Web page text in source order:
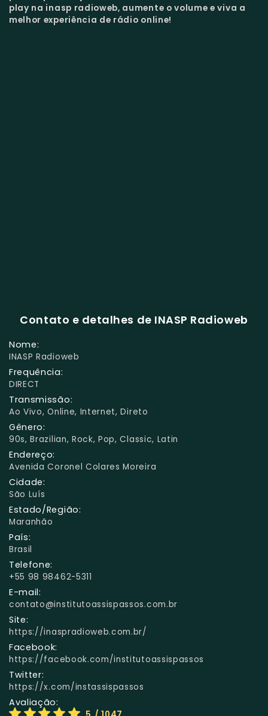
play na inasp radioweb, aumente o volume e viva a
melhor experiência de rádio online!
Contato e detalhes de INASP Radioweb
Nome:
INASP Radioweb
Frequência:
DIRECT
Transmissão:
Ao Vivo, Online, Internet, Direto
Gênero:
90s, Brazilian, Rock, Pop, Classic, Latin
Endereço:
Avenida Coronel Colares Moreira
Cidade:
São Luís
Estado/Região:
Maranhão
País:
Brasil
Telefone:
+55 98 98462-5311
E-mail:
contato@institutoassispassos.com.br
Site:
https://inaspradioweb.com.br/
Facebook:
https://facebook.com/institutoassispassos
Twitter:
https://x.com/instassispassos
Avaliação: